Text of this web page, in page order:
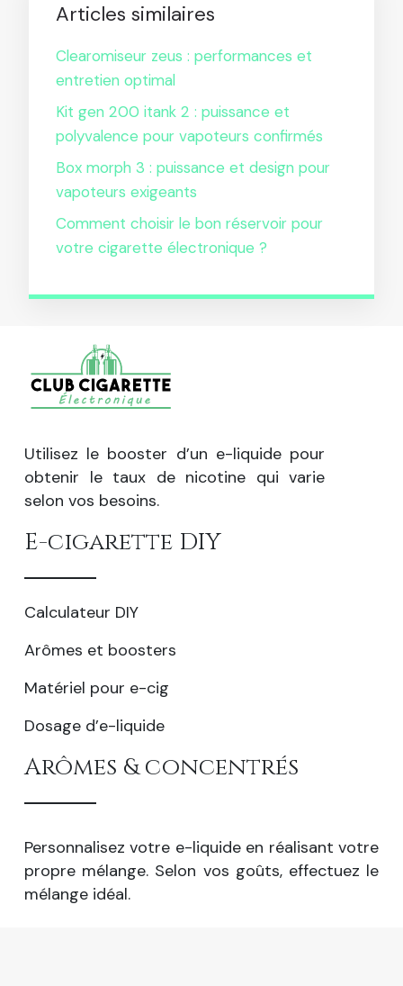
Articles similaires
Clearomiseur zeus : performances et
entretien optimal
Kit gen 200 itank 2 : puissance et
polyvalence pour vapoteurs confirmés
Box morph 3 : puissance et design pour
vapoteurs exigeants
Comment choisir le bon réservoir pour
votre cigarette électronique ?
Utilisez le booster d’un e-liquide pour
obtenir le taux de nicotine qui varie
selon vos besoins.
E-cigarette DIY
Calculateur DIY
Arômes et boosters
Matériel pour e-cig
Dosage d’e-liquide
Arômes & concentrés
Personnalisez votre e-liquide en réalisant votre
propre mélange. Selon vos goûts, effectuez le
mélange idéal.